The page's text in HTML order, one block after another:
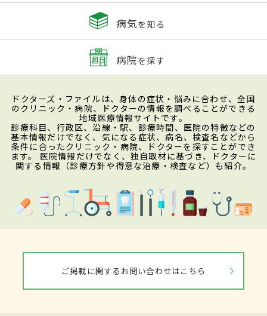
病気を知る
病院を探す
ドクターズ・ファイルは、身体の症状・悩みに合わせ、全国
のクリニック・病院、ドクターの情報を調べることができる
地域医療情報サイトです。
診療科目、行政区、沿線・駅、診療時間、医院の特徴などの
基本情報だけでなく、気になる症状、病名、検査名などから
条件に合ったクリニック・病院、ドクターを探すことができ
ます。 医院情報だけでなく、独自取材に基づき、ドクターに
関する情報（診療方針や得意な治療・検査など）も紹介。
ご掲載に関するお問い合わせはこちら